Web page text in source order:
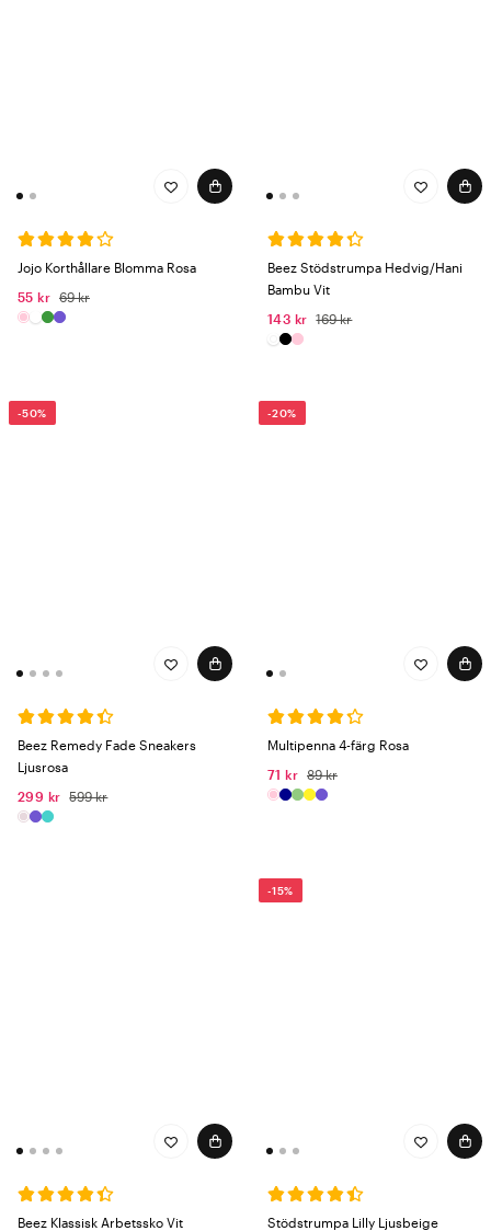
Jojo Korthållare Blomma Rosa
55 kr 69 kr
Beez Stödstrumpa Hedvig/Hani
Bambu Vit
143 kr
169 kr
-50%
Beez Remedy Fade Sneakers
Ljusrosa
299 kr
599 kr
-20%
Multipenna 4-färg Rosa
71 kr 89 kr
Beez Klassisk Arbetssko Vit
-15%
Stödstrumpa Lilly Ljusbeige